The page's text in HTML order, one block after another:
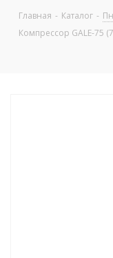
Главная - Каталог -
Компрессор GALE-75